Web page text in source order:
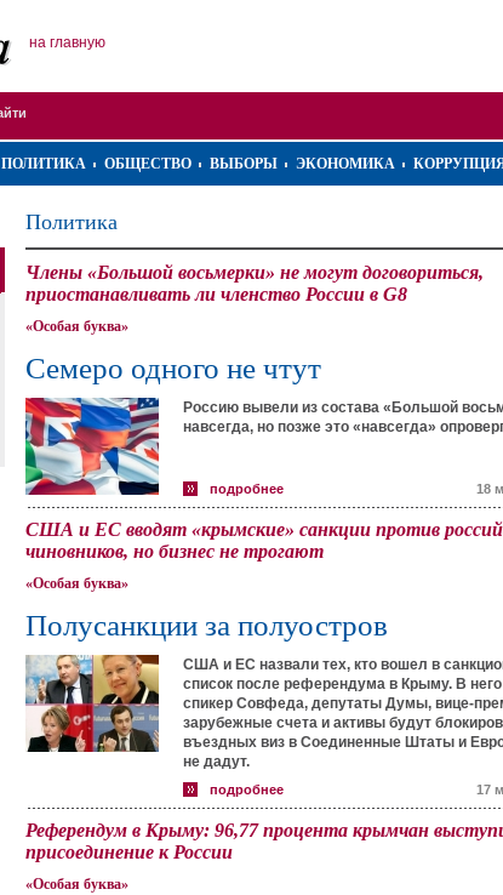
на главную
ПОЛИТИКА ОБЩЕСТВО ВЫБОРЫ ЭКОНОМИКА
Политика
Члены «Большой восьмерки» не могут договориться,
приостанавливать ли членство России в G8
«Особая буква»
Семеро одного не чтут
Россию вывели из состава «Большой
навсегда, но позже это «навсегда»
подробнее 18
США и ЕС вводят «крымские» санкции против
чиновников, но бизнес не трогают
«Особая буква»
Полусанкции за полуостров
США и ЕС назвали тех, кто вошел в
список после референдума в Крыму. В
спикер Совфеда, депутаты Думы, вице-
зарубежные счета и активы будут
въездных виз в Соединенные Штаты и
не дадут.
подробнее 17
Референдум в Крыму: 96,77 процента крымчан
присоединение к России
«Особая буква»